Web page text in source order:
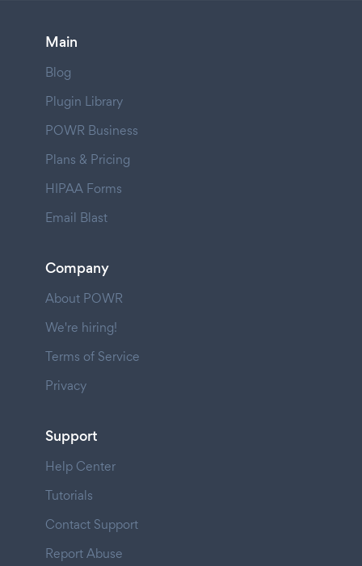
Main
Blog
Plugin Library
POWR Business
Plans & Pricing
HIPAA Forms
Email Blast
Company
About POWR
We're hiring!
Terms of Service
Privacy
Support
Help Center
Tutorials
Contact Support
Report Abuse